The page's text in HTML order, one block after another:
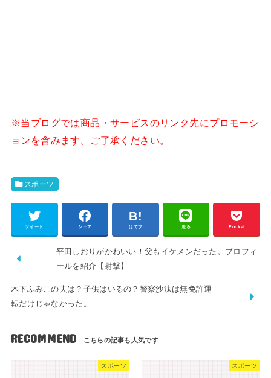
※当ブログでは商品・サービスのリンク先にプロモーシ
ョンを含みます。ご了承ください。
スポーツ
ツイート シェア はてブ 送る Pocket
平田しおりがかわいい！父もイケメンだった。プロフィ
ールを紹介【射撃】
木下ふみこの夫は？子供はいるの？警察沙汰は無免許運
転だけじゃなかった。
RECOMMEND
スポーツ スポーツ